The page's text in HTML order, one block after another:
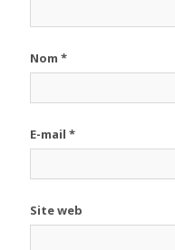
Nom*
E-mail*
Site web